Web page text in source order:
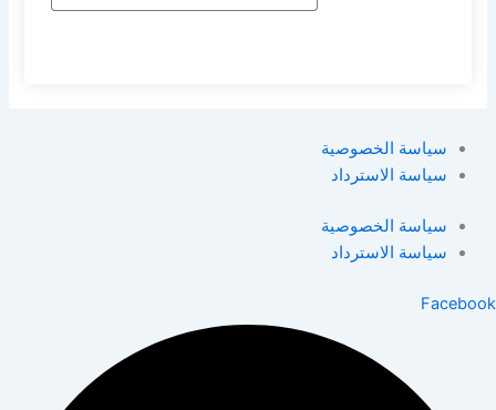
سياسة الخصوصية
سياسة الاسترداد
سياسة الخصوصية
سياسة الاسترداد
Facebook